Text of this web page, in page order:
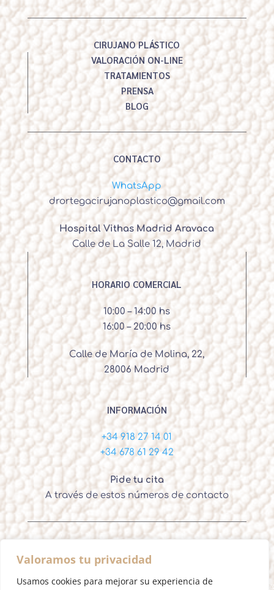
Valoramos tu privacidad
Usamos cookies para mejorar su experiencia de
CIRUJANO PLÁSTICO
VALORACIÓN ON-LINE
TRATAMIENTOS
PRENSA
BLOG
CONTACTO
WhatsApp
drortegacirujanoplastico@gmail.com
Hospital Vithas Madrid Aravaca
Calle de La Salle 12, Madrid
HORARIO COMERCIAL
10:00 – 14:00 hs
16:00 – 20:00 hs
Calle de María de Molina, 22,
28006 Madrid
INFORMACIÓN
+34 918 27 14 01
+34 678 61 29 42
Pide tu cita
A través de estos números de contacto